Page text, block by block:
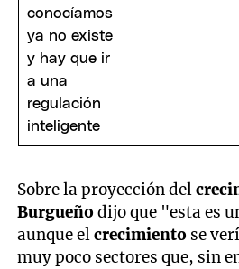
Sobre la proyección del
Burgueñodijo que "esta es
aunque elcrecimiento se
muy poco sectores que, sin